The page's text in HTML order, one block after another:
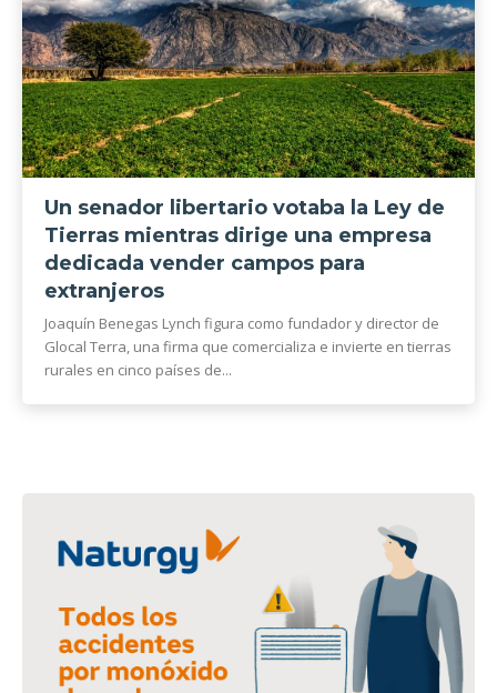
Un senador libertario votaba la Ley de
Tierras mientras dirige una empresa
dedicada vender campos para
extranjeros
Joaquín Benegas Lynch figura como fundador y director de
Glocal Terra, una firma que comercializa e invierte en tierras
rurales en cinco países de...